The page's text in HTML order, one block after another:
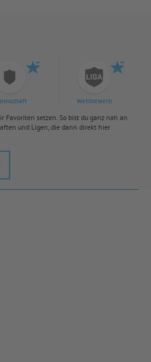
Wettbewerb
Favoriten setzen. So bist du ganz nah an
und Ligen, die dann direkt hier